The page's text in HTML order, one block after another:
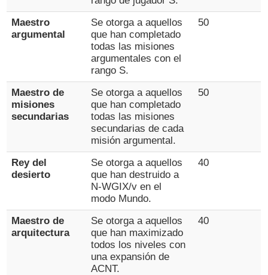
Maestro
argumental
Se otorga a aquellos
que han completado
todas las misiones
argumentales con el
rango S.
50
Maestro de
misiones
secundarias
Se otorga a aquellos
que han completado
todas las misiones
secundarias de cada
misión argumental.
50
Rey del
desierto
Se otorga a aquellos
que han destruido a
N-WGIX/v en el
modo Mundo.
40
Maestro de
arquitectura
Se otorga a aquellos
que han maximizado
todos los niveles con
una expansión de
ACNT.
40